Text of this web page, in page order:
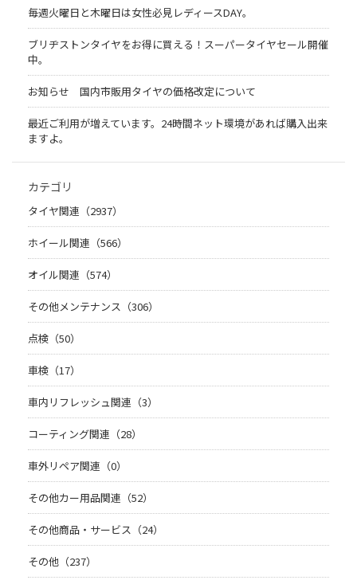
毎週火曜日と木曜日は女性必見レディースDAY。
ブリヂストンタイヤをお得に買える！スーパータイヤセール開催
中。
お知らせ 国内市販用タイヤの価格改定について
最近ご利用が増えています。24時間ネット環境があれば購入出来
ますよ。
カテゴリ
タイヤ関連（2937）
ホイール関連（566）
オイル関連（574）
その他メンテナンス（306）
点検（50）
車検（17）
車内リフレッシュ関連（3）
コーティング関連（28）
車外リペア関連（0）
その他カー用品関連（52）
その他商品・サービス（24）
その他（237）